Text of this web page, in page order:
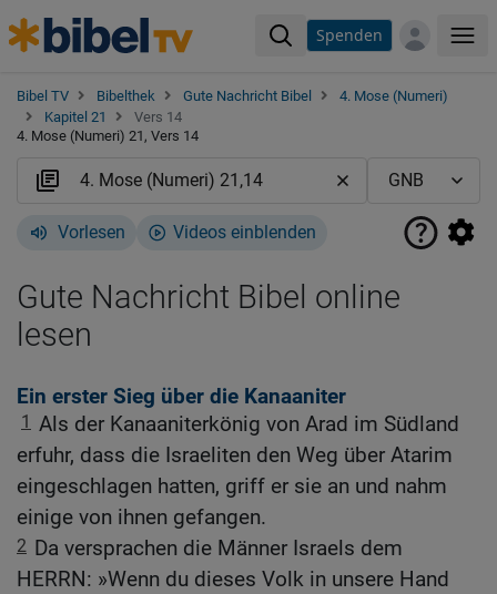
Spenden
Bibel TV Bibelthek Gute Nachricht Bibel
4. Mose (Numeri)
Kapitel 21
Vers 14
4. Mose (Numeri) 21, Vers 14
Vorlesen Videos einblenden
Gute Nachricht Bibel online
lesen
Ein erster Sieg über die Kanaaniter
1 Als der Kanaaniterkönig von Arad im Südland
erfuhr, dass die Israeliten den Weg über Atarim
eingeschlagen hatten, griff er sie an und nahm
einige von ihnen gefangen.
2 Da versprachen die Männer Israels dem
HERRN: »Wenn du dieses Volk in unsere Hand